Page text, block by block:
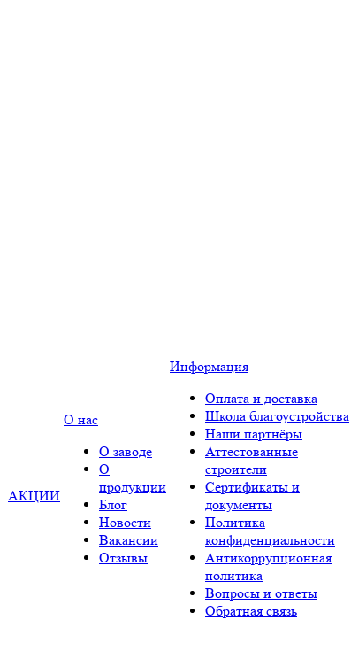
АКЦИИ
О нас
О заводе
О
продукции
Блог
Новости
Вакансии
Отзывы
Информация
Оплата и доставка
Школа благоустройства
Наши партнёры
Аттестованные
строители
Сертификаты и
документы
Политика
конфиденциальности
Антикоррупционная
политика
Вопросы и ответы
Обратная связь